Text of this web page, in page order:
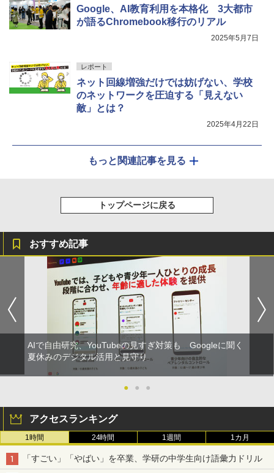
Google、AI教育利用を本格化 3大都市
が語るChromebook移行のリアル
2025年5月7日
レポート
ネット回線増強だけでは妨げない、学校
のネットワークを圧迫する「見えない
敵」とは？
2025年4月22日
もっと関連記事を見る
トップページに戻る
おすすめ記事
AIで自由研究、YouTubeの見すぎ対策も Googleに聞く
夏休みのデジタル活用と見守り
● ● ●
アクセスランキング
1時間 24時間 1週間 1カ月
「すごい」「やばい」を卒業、学研の中学生向け語彙力ドリル